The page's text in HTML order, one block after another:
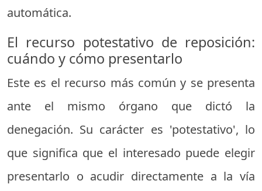
automática.
El recurso potestativo de reposición:
cuándo y cómo presentarlo
Este es el recurso más común y se presenta
ante el mismo órgano que dictó la
denegación. Su carácter es 'potestativo', lo
que significa que el interesado puede elegir
presentarlo o acudir directamente a la vía